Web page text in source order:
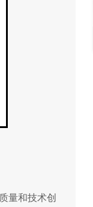
量和技术创